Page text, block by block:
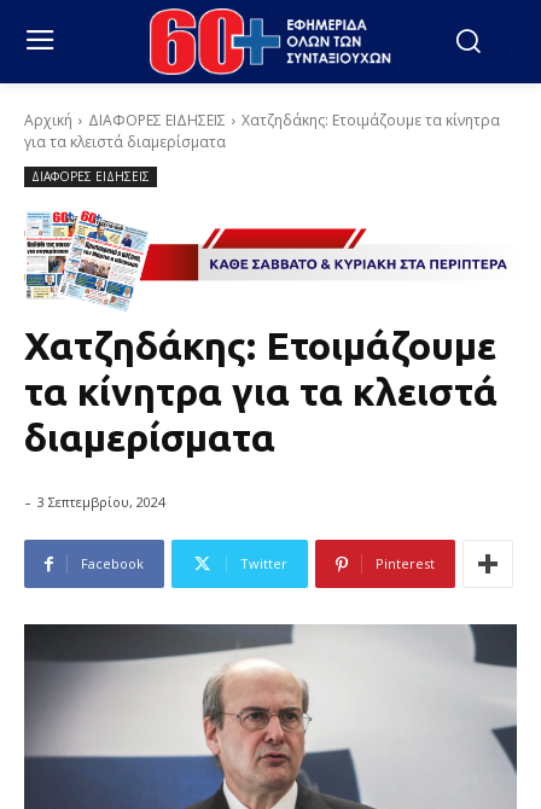
Αρχική ΔΙΑΦΟΡΕΣ ΕΙΔΗΣΕΙΣ
Χατζηδάκης: Ετοιμάζουμε τα κίνητρα
για τα κλειστά διαμερίσματα
ΔΙΑΦΟΡΕΣ ΕΙΔΗΣΕΙΣ
Χατζηδάκης: Ετοιμάζουμε
τα κίνητρα για τα κλειστά
διαμερίσματα
- 3 Σεπτεμβρίου, 2024
Facebook Twitter Pinterest